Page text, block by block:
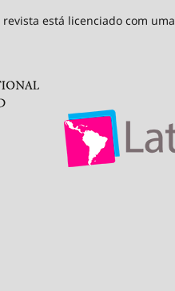
está licenciado com uma